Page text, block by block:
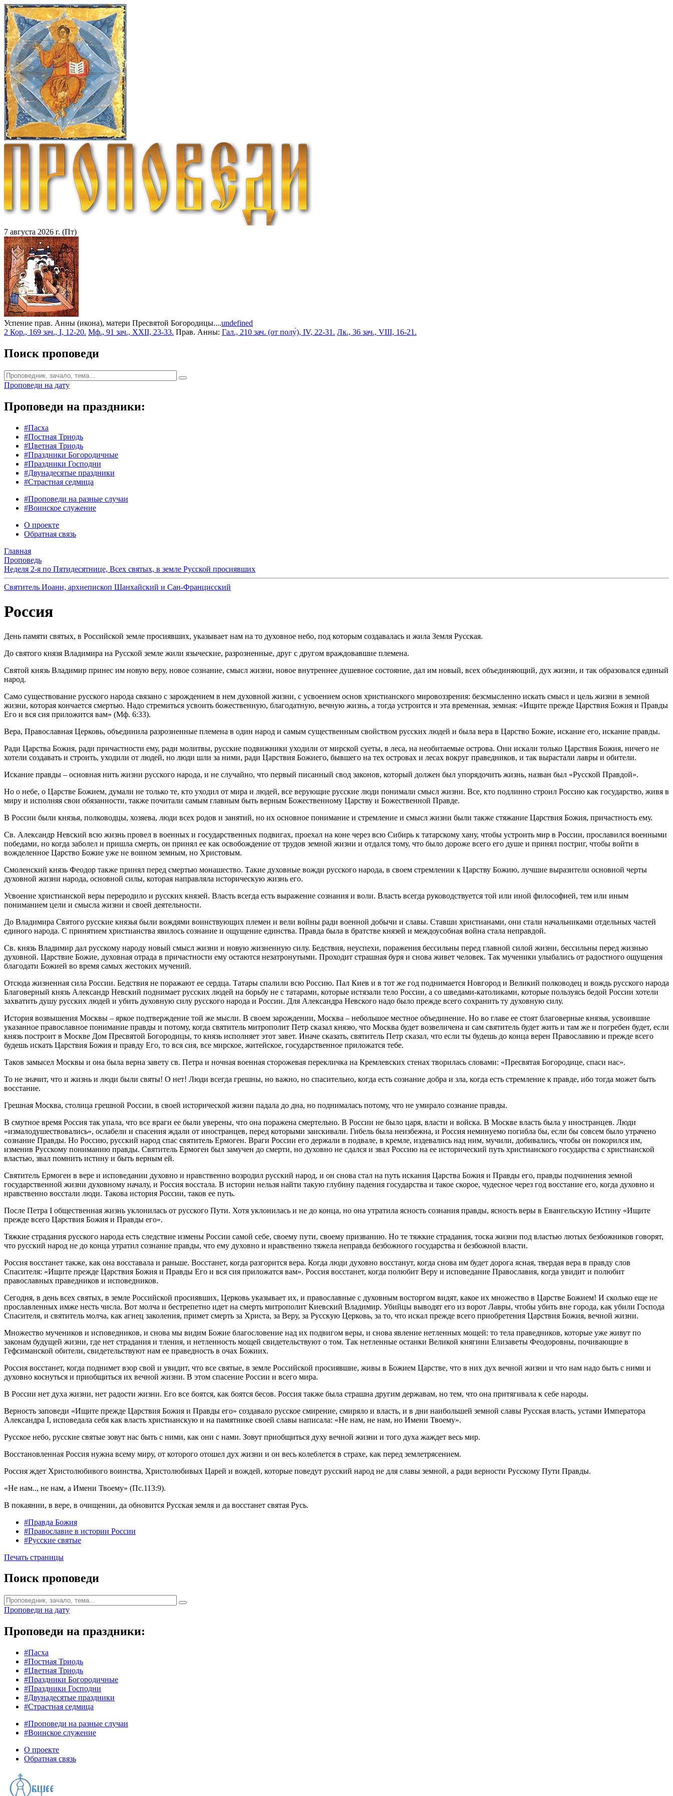
7 августа 2026 г. (Пт)
Успение прав. Анны (икона), матери Пресвятой Богородицы....undefined
2 Кор., 169 зач., I, 12-20. Мф., 91 зач., XXII, 23-33. Прав. Анны: Гал., 210 зач. (от полу́), IV, 22-31. Лк., 36 зач., VIII, 16-21.
Поиск проповеди
Проповеди на дату
Проповеди на праздники:
#Пасха
#Постная Триодь
#Цветная Триодь
#Праздники Богородичные
#Праздники Господни
#Двунадесятые праздники
#Страстная седмица
#Проповеди на разные случаи
#Воинское служение
О проекте
Обратная связь
Главная
Проповедь
Неделя 2-я по Пятидесятнице, Всех святых, в земле Русской просиявших
Святитель Иоанн, архиепископ Шанхайский и Сан‑Францисский
Россия
День памяти святых, в Российской земле просиявших, указывает нам на то духовное небо, под которым создавалась и жила Земля Русская.
До святого князя Владимира на Русской земле жили языческие, разрозненные, друг с другом враждовавшие племена.
Святой князь Владимир принес им новую веру, новое сознание, смысл жизни, новое внутреннее душевное состояние, дал им новый, всех объединяющий, дух жизни, и так образовался единый
народ.
Само существование русского народа связано с зарождением в нем духовной жизни, с усвоением основ христианского мировоззрения: безсмысленно искать смысл и цель жизни в земной
жизни, которая кончается смертью. Надо стремиться усвоить божественную, благодатную, вечную жизнь, а тогда устроится и эта временная, земная: «Ищите прежде Царствия Божия и Правды
Его и вся сия приложится вам» (Мф. 6:33).
Вера, Православная Церковь, объединила разрозненные племена в один народ и самым существенным свойством русских людей и была вера в Царство Божие, искание его, искание правды.
Ради Царства Божия, ради причастности ему, ради молитвы, русские подвижники уходили от мирской суеты, в леса, на необитаемые острова. Они искали только Царствия Божия, ничего не
хотели создавать и строить, уходили от людей, но люди шли за ними, ради Царствия Божиего, бывшего на тех островах и лесах вокруг праведников, и так вырастали лавры и обители.
Искание правды – основная нить жизни русского народа, и не случайно, что первый писанный свод законов, который должен был упорядочить жизнь, назван был «Русской Правдой».
Но о небе, о Царстве Божием, думали не только те, кто уходил от мира и людей, все верующие русские люди понимали смысл жизни. Все, кто подлинно строил Россию как государство, живя в
миру и исполняя свои обязанности, также почитали самым главным быть верным Божественному Царству и Божественной Правде.
В России были князья, полководцы, хозяева, люди всех родов и занятий, но их основное понимание и стремление и смысл жизни были также стяжание Царствия Божия, причастность ему.
Св. Александр Невский всю жизнь провел в военных и государственных подвигах, проехал на коне через всю Сибирь к татарскому хану, чтобы устроить мир в России, прославился военными
победами, но когда заболел и пришла смерть, он принял ее как освобождение от трудов земной жизни и отдался тому, что было дороже всего его душе и принял постриг, чтобы войти в
вожделенное Царство Божие уже не воином земным, но Христовым.
Смоленский князь Феодор также принял перед смертью монашество. Такие духовные вожди русского народа, в своем стремлении к Царству Божию, лучшие выразители основной черты
духовной жизни народа, основной силы, которая направляла историческую жизнь его.
Усвоение христианской веры переродило и русских князей. Власть всегда есть выражение сознания и воли. Власть всегда руководствуется той или иной философией, тем или иным
пониманием цели и смысла жизни и своей деятельности.
До Владимира Святого русские князья были вождями воинствующих племен и вели войны ради военной добычи и славы. Ставши христианами, они стали начальниками отдельных частей
единого народа. С принятием христианства явилось сознание и ощущение единства. Правда была в братстве князей и междоусобная война стала неправдой.
Св. князь Владимир дал русскому народу новый смысл жизни и новую жизненную силу. Бедствия, неуспехи, поражения бессильны перед главной силой жизни, бессильны перед жизнью
духовной. Царствие Божие, духовная отрада в причастности ему остаются незатронутыми. Проходит страшная буря и снова живет человек. Так мученики улыбались от радостного ощущения
благодати Божией во время самых жестоких мучений.
Отсюда жизненная сила России. Бедствия не поражают ее сердца. Татары спалили всю Россию. Пал Киев и в тот же год поднимается Новгород и Великий полководец и вождь русского народа
Благоверный князь Александр Невский поднимает русских людей на борьбу не с татарами, которые истязали тело России, а со шведами-католиками, которые пользуясь бедой России хотели
захватить душу русских людей и убить духовную силу русского народа и России. Для Александра Невского надо было прежде всего сохранить ту духовную силу.
История возвышения Москвы – яркое подтверждение той же мысли. В своем зарождении, Москва – небольшое местное объединение. Но во главе ее стоят благоверные князья, усвоившие
указанное православное понимание правды и потому, когда святитель митрополит Петр сказал князю, что Москва будет возвеличена и сам святитель будет жить и там же и погребен будет, если
князь построит в Москве Дом Пресвятой Богородицы, то князь исполняет этот завет. Иначе сказать, святитель Петр сказал, что если ты будешь до конца верен Православию и прежде всего
будешь искать Царствия Божия и правду Его, то вся сия, все мирское, житейское, государственное приложатся тебе.
Таков замысел Москвы и она была верна завету св. Петра и ночная военная сторожевая перекличка на Кремлевских стенах творилась словами: «Пресвятая Богородице, спаси нас».
То не значит, что и жизнь и люди были святы! О нет! Люди всегда грешны, но важно, но спасительно, когда есть сознание добра и зла, когда есть стремление к правде, ибо тогда может быть
восстание.
Грешная Москва, столица грешной России, в своей исторической жизни падала до дна, но поднималась потому, что не умирало сознание правды.
В смутное время Россия так упала, что все враги ее были уверены, что она поражена смертельно. В России не было царя, власти и войска. В Москве власть была у иностранцев. Люди
«измалодушествовались», ослабели и спасения ждали от иностранцев, перед которыми заискивали. Гибель была неизбежна, и Россия неминуемо погибла бы, если бы совсем было утрачено
сознание Правды. Но Россию, русский народ спас святитель Ермоген. Враги России его держали в подвале, в кремле, издевались над ним, мучили, добивались, чтобы он покорился им,
изменив Русскому пониманию правды. Святитель Ермоген был замучен до смерти, но духовно не сдался и звал Россию на ее исторический путь христианского государства с христианской
властью, звал помнить истину и быть верным ей.
Святитель Ермоген в вере и исповедании духовно и нравственно возродил русский народ, и он снова стал на путь искания Царства Божия и Правды его, правды подчинения земной
государственной жизни духовному началу, и Россия восстала. В истории нельзя найти такую глубину падения государства и такое скорое, чудесное через год восстание его, когда духовно и
нравственно восстали люди. Такова история России, таков ее путь.
После Петра I общественная жизнь уклонилась от русского Пути. Хотя уклонилась и не до конца, но она утратила ясность сознания правды, ясность веры в Евангельскую Истину «Ищите
прежде всего Царствия Божия и Правды его».
Тяжкие страдания русского народа есть следствие измены России самой себе, своему пути, своему призванию. Но те тяжкие страдания, тоска жизни под властью лютых безбожников говорят,
что русский народ не до конца утратил сознание правды, что ему духовно и нравственно тяжела неправда безбожного государства и безбожной власти.
Россия восстанет также, как она восставала и раньше. Восстанет, когда разгорится вера. Когда люди духовно восстанут, когда снова им будет дорога ясная, твердая вера в правду слов
Спасителя: «Ищите прежде Царствия Божия и Правды Его и вся сия приложатся вам». Россия восстанет, когда полюбит Веру и исповедание Православия, когда увидит и полюбит
православных праведников и исповедников.
Сегодня, в день всех святых, в земле Российской просиявших, Церковь указывает их, и православные с духовным восторгом видят, какое их множество в Царстве Божием! И сколько еще не
прославленных имже несть числа. Вот молча и бестрепетно идет на смерть митрополит Киевский Владимир. Убийцы выводят его из ворот Лавры, чтобы убить вне города, как убили Господа
Спасителя, и святитель молча, как агнец заколения, примет смерть за Христа, за Веру, за Русскую Церковь, за то, что искал прежде всего приобретения Царствия Божия, вечной жизни.
Множество мучеников и исповедников, и снова мы видим Божие благословение над их подвигом веры, и снова явление нетленных мощей: то тела праведников, которые уже живут по
законам будущей жизни, где нет страдания и тления, и нетленность мощей свидетельствуют о том. Так нетленные останки Великой княгини Елизаветы Феодоровны, почивающие в
Гефсиманской обители, свидетельствуют нам ее праведность в очах Божиих.
Россия восстанет, когда поднимет взор свой и увидит, что все святые, в земле Российской просиявшие, живы в Божием Царстве, что в них дух вечной жизни и что нам надо быть с ними и
духовно коснуться и приобщиться их вечной жизни. В этом спасение России и всего мира.
В России нет духа жизни, нет радости жизни. Его все боятся, как боятся бесов. Россия также была страшна другим державам, но тем, что она притягивала к себе народы.
Верность заповеди «Ищите прежде Царствия Божия и Правды его» создавало русское смирение, смиряло и власть, и в дни наибольшей земной славы Русская власть, устами Императора
Александра I, исповедала себя как власть христианскую и на памятнике своей славы написала: «Не нам, не нам, но Имени Твоему».
Русское небо, русские святые зовут нас быть с ними, как они с нами. Зовут приобщиться духу вечной жизни и того духа жаждет весь мир.
Восстановленная Россия нужна всему миру, от которого отошел дух жизни и он весь колеблется в страхе, как перед землетрясением.
Россия ждет Христолюбивого воинства, Христолюбивых Царей и вождей, которые поведут русский народ не для славы земной, а ради верности Русскому Пути Правды.
«Не нам.., не нам, а Имени Твоему» (Пс.113:9).
В покаянии, в вере, в очищении, да обновится Русская земля и да восстанет святая Русь.
#Правда Божия
#Православие в истории России
#Русские святые
Печать страницы
Поиск проповеди
Проповеди на дату
Проповеди на праздники:
#Пасха
#Постная Триодь
#Цветная Триодь
#Праздники Богородичные
#Праздники Господни
#Двунадесятые праздники
#Страстная седмица
#Проповеди на разные случаи
#Воинское служение
О проекте
Обратная связь